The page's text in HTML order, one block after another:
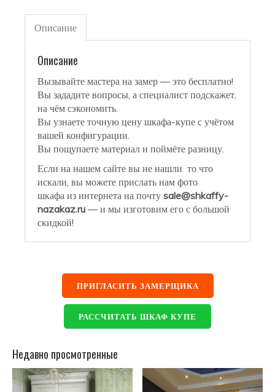
Описание
Описание
Вызывайте мастера на замер — это бесплатно!
Вы зададите вопросы, а специалист подскажет,
на чём сэкономить.
Вы узнаете точную цену шкафа-купе с учётом
вашей конфигурации.
Вы пощупаете материал и поймёте разницу.
Если на нашем сайте вы не нашли то что
искали, вы можете прислать нам фото
шкафа из интернета на почту sale@shkaffy-
nazakaz.ru — и мы изготовим его с большой
скидкой!
ПРИГЛАСИТЬ ЗАМЕРЩИКА
РАССЧИТАТЬ ШКАФ КУПЕ
Недавно просмотренные